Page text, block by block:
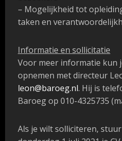
– Mogelijkheid tot
taken en
Informatie en sollicitatie
Voor meer informatie kun
opnemen met directeur
leon@baroeg.nl. Hij is
Baroeg op 010-4325735
Als je wilt solliciteren,